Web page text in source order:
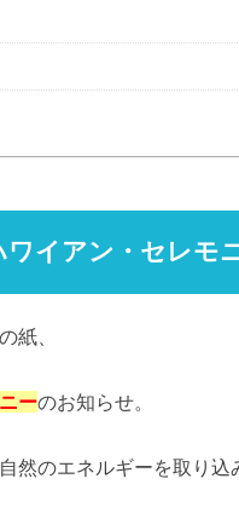
イアン・セレモ
紙、
ーのお知らせ。
然のエネルギーを取り込